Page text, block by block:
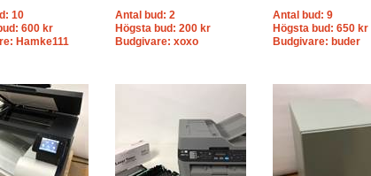
10
600 kr
Hamke111
Antal bud: 2
Högsta bud: 200 kr
Budgivare: xoxo
Antal bud: 9
Högsta bud: 650 kr
Budgivare: buder